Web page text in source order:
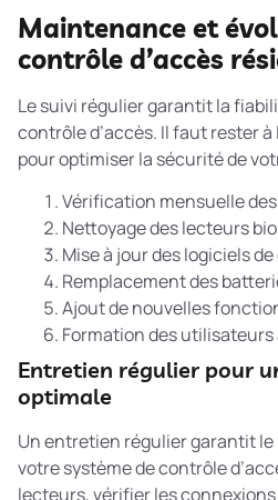
Maintenance et
contrôle d’accès
Le suivi régulier garantit la
contrôle d’accès. Il faut rester
pour optimiser la sécurité de
Vérification mensuelle
Nettoyage des lecteurs
Mise à jour des logiciels
Remplacement des
Ajout de nouvelles
Formation des utilisateurs
Entretien régulier pour
optimale
Un entretien régulier garantit
votre système de contrôle
lecteurs, vérifier les